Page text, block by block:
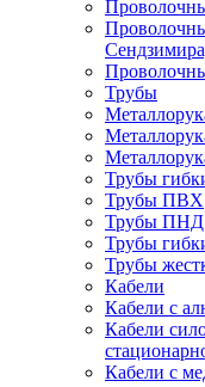
Трубы
Трубы
Трубы ПВХ
Трубы ПНД
Трубы
Трубы
Кабели
Кабели с
Кабели
Кабели с